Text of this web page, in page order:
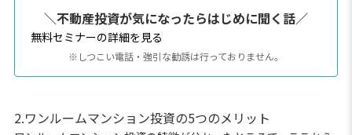
＼不動産投資が気になったらはじめに聞く話／
無料セミナーの詳細を見る
※しつこい電話・強引な勧誘は行っておりません。
2.ワンルームマンション投資の5つのメリット